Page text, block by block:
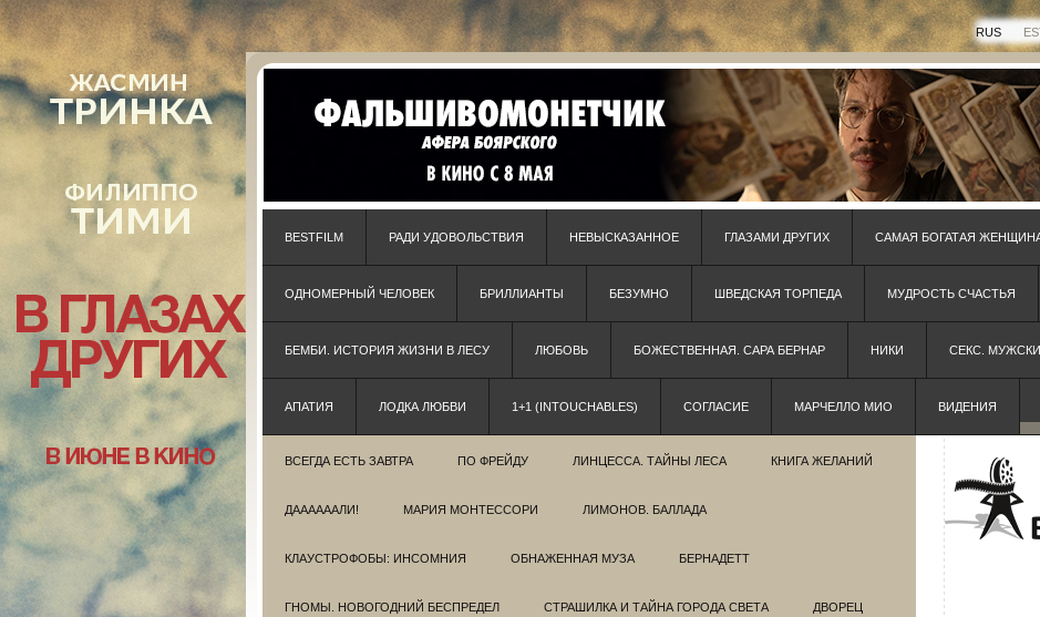
RUS
BESTFILM РАДИ УДОВОЛЬСТВИЯ НЕВЫСКАЗАННОЕ ГЛАЗАМИ ДРУГИХ САМАЯ БОГАТАЯ
ОДНОМЕРНЫЙ ЧЕЛОВЕК БРИЛЛИАНТЫ БЕЗУМНО ШВЕДСКАЯ ТОРПЕДА МУДРОСТЬ СЧАСТЬЯ
БЕМБИ. ИСТОРИЯ ЖИЗНИ В ЛЕСУ ЛЮБОВЬ БОЖЕСТВЕННАЯ. САРА БЕРНАР НИКИ СЕКС.
АПАТИЯ ЛОДКА ЛЮБВИ 1+1 (INTOUCHABLES) СОГЛАСИЕ МАРЧЕЛЛО МИО ВИДЕНИЯ
ВСЕГДА ЕСТЬ ЗАВТРА ПО ФРЕЙДУ ЛИНЦЕССА. ТАЙНЫ ЛЕСА КНИГА ЖЕЛАНИЙ
ДААААААЛИ! МАРИЯ МОНТЕССОРИ ЛИМОНОВ. БАЛЛАДА
КЛАУСТРОФОБЫ: ИНСОМНИЯ ОБНАЖЕННАЯ МУЗА БЕРНАДЕТТ
ГНОМЫ. НОВОГОДНИЙ БЕСПРЕДЕЛ СТРАШИЛКА И ТАЙНА ГОРОДА СВЕТА ДВОРЕЦ